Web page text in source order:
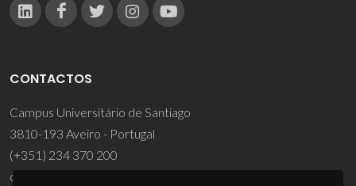
CONTACTOS
Campus Universitário de Santiago
3810-193 Aveiro - Portugal
(+351) 234 370 200
ciceco@ua.pt